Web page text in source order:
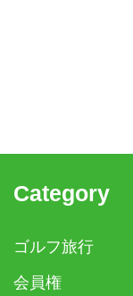
Category
ゴルフ旅行
会員権